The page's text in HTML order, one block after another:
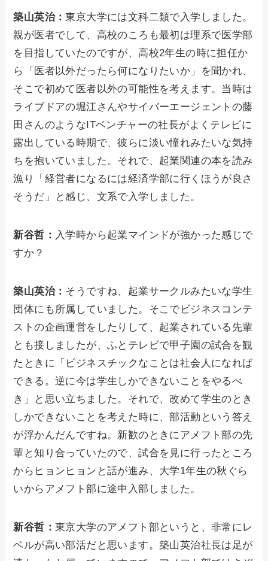
築山英治：東京大学には文科二類で入学しました。
親が医者でして、高校のころも最初は理系で医学部
を目指していたのですが、高校2年生の時に担任か
ら「医者以外だったら何になりたいか」を聞かれ、
そこで初めて医者以外の可能性を考えます。当時は
ライブドアの堀江さんやサイバーエージェントの藤
田さんのようなITベンチャーの社長がよくテレビに
露出している時期で、彼らに淡い憧れみたいな気持
ちを抱いていました。それで、起業関連の本を読み
漁り「経営者になるには経済学部に行くほうが良さ
そうだ」と感じ、文系で入学しました。
新谷哲： 入学時から起業マインドが強かった感じで
すか？
築山英治： そうですね、起業サークルみたいな学生
団体にも所属していました。そこでビジネスコンテ
ストの企画運営をしたりして、起業されている先輩
とも接しましたが、ふとテレビで甲子園の試合を観
たときに「ビジネスチックなことは社会人になれば
できる。逆に今は学生しかできないことをやるべ
き」と思い立ちました。それで、改めて学生のとき
しかできないことを考えた時に、部活動という答え
が浮かんだんですね。新歓のときにアメフト部の先
輩と知り合っていたので、試合を見に行ったところ
からヒョンヒョンと話が進み、大学1年生の秋ぐら
いからアメフト部に途中入部しました。
新谷哲：東京大学のアメフト部というと、非常にレ
ベルが高い部活だと思います。築山英治社長は足が